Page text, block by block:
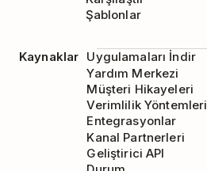
Şablonlar
Kaynaklar Uygulamaları İndir
Yardım Merkezi
Müşteri Hikayeleri
Verimlilik Yöntemleri
Entegrasyonlar
Kanal Partnerleri
Geliştirici API